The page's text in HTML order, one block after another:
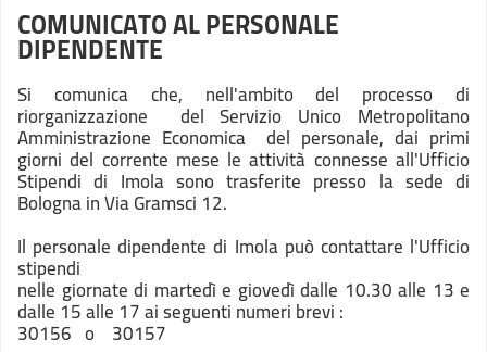
COMUNICATO AL PERSONALE
DIPENDENTE
Si comunica che, nell'ambito del processo di
riorganizzazione del Servizio Unico Metropolitano
Amministrazione Economica del personale, dai primi
giorni del corrente mese le attività connesse all'Ufficio
Stipendi di Imola sono trasferite presso la sede di
Bologna in Via Gramsci 12.
Il personale dipendente di Imola può contattare l'Ufficio
stipendi
nelle giornate di martedì e giovedì dalle 10.30 alle 13 e
dalle 15 alle 17 ai seguenti numeri brevi :
30156 o 30157